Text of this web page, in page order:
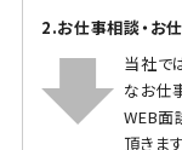
2.お仕事相談・お
当社で
なお仕
WEB面
頂きま